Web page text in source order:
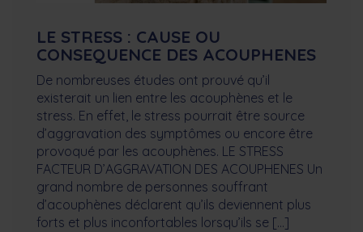
LE STRESS : CAUSE OU
CONSEQUENCE DES ACOUPHENES
De nombreuses études ont prouvé qu’il
existerait un lien entre les acouphènes et le
stress. En effet, le stress pourrait être source
d’aggravation des symptômes ou encore être
provoqué par les acouphènes. LE STRESS
FACTEUR D’AGGRAVATION DES ACOUPHENES Un
grand nombre de personnes souffrant
d’acouphènes déclarent qu’ils deviennent plus
forts et plus inconfortables lorsqu’ils se […]